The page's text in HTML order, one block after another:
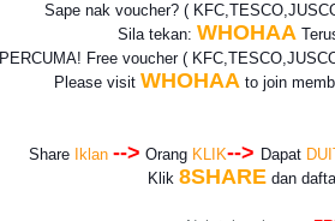
Sape nak voucher? (
Sila tekan: WHOHAA
PERCUMA! Free voucher (
Please visit WHOHAAto join
Share Iklan --> Orang KLIK--> Dapat
Klik 8SHAREdan